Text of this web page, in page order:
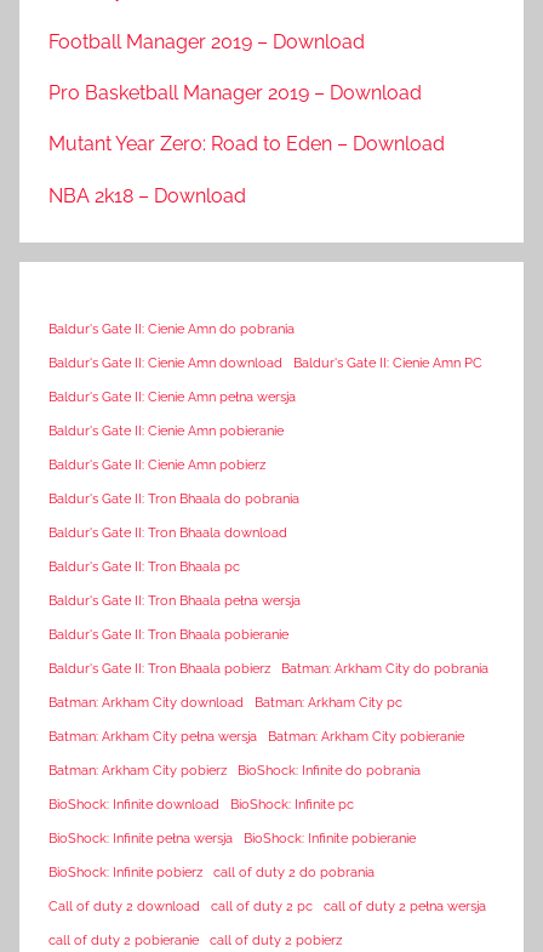
Football Manager 2019 – Download
Pro Basketball Manager 2019 – Download
Mutant Year Zero: Road to Eden – Download
NBA 2k18 – Download
Baldur's Gate II: Cienie Amn do pobrania
Baldur's Gate II: Cienie Amn download Baldur's Gate II: Cienie Amn PC
Baldur's Gate II: Cienie Amn pełna wersja
Baldur's Gate II: Cienie Amn pobieranie
Baldur's Gate II: Cienie Amn pobierz
Baldur's Gate II: Tron Bhaala do pobrania
Baldur's Gate II: Tron Bhaala download
Baldur's Gate II: Tron Bhaala pc
Baldur's Gate II: Tron Bhaala pełna wersja
Baldur's Gate II: Tron Bhaala pobieranie
Baldur's Gate II: Tron Bhaala pobierz Batman: Arkham City do pobrania
Batman: Arkham City download Batman: Arkham City pc
Batman: Arkham City pełna wersja Batman: Arkham City pobieranie
Batman: Arkham City pobierz BioShock: Infinite do pobrania
BioShock: Infinite download BioShock: Infinite pc
BioShock: Infinite pełna wersja BioShock: Infinite pobieranie
BioShock: Infinite pobierz call of duty 2 do pobrania
Call of duty 2 download call of duty 2 pc call of duty 2 pełna wersja
call of duty 2 pobieranie call of duty 2 pobierz